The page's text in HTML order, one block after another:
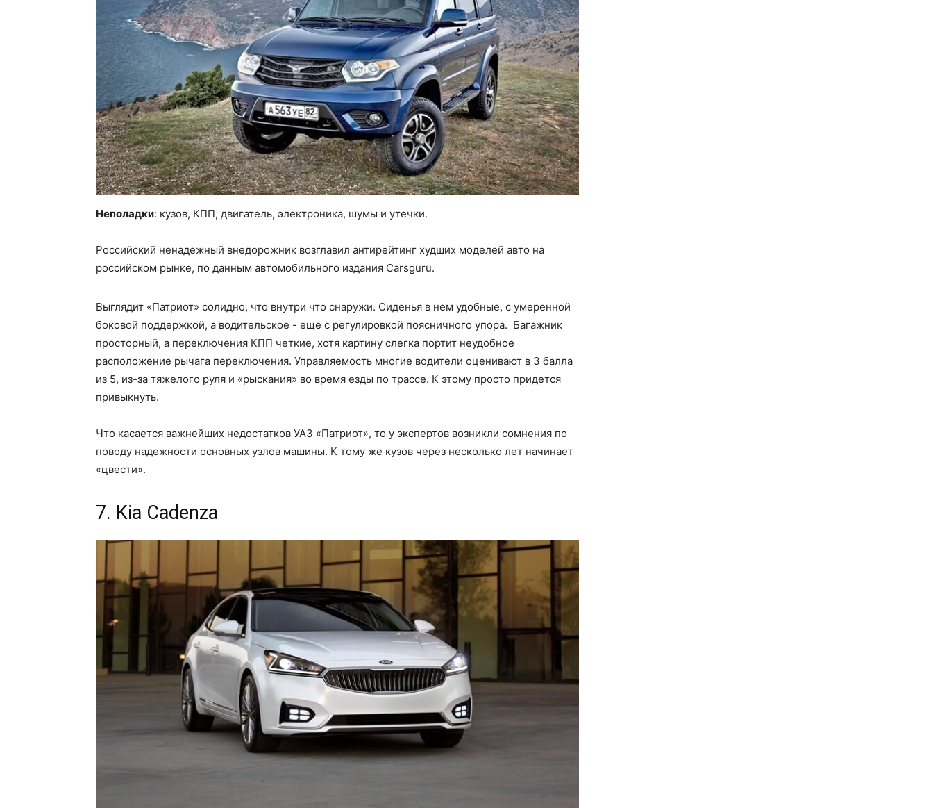
Неполадки: кузов, КПП, двигатель, электроника, шумы и утечки.
Российский ненадежный внедорожник возглавил антирейтинг худших моделей авто на
российском рынке, по данным автомобильного издания Carsguru.
Выглядит «Патриот» солидно, что внутри что снаружи. Сиденья в нем удобные, с умеренной
боковой поддержкой, а водительское - еще с регулировкой поясничного упора. Багажник
просторный, а переключения КПП четкие, хотя картину слегка портит неудобное
расположение рычага переключения. Управляемость многие водители оценивают в 3 балла
из 5, из-за тяжелого руля и «рыскания» во время езды по трассе. К этому просто придется
привыкнуть.
Что касается важнейших недостатков УАЗ «Патриот», то у экспертов возникли сомнения по
поводу надежности основных узлов машины. К тому же кузов через несколько лет начинает
«цвести».
7. Kia Cadenza